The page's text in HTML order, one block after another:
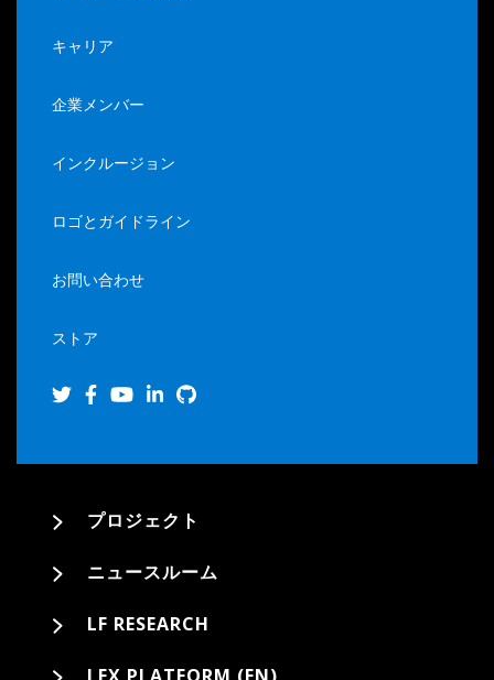
キャリア
企業メンバー
インクルージョン
ロゴとガイドライン
お問い合わせ
ストア
プロジェクト
ニュースルーム
LF RESEARCH